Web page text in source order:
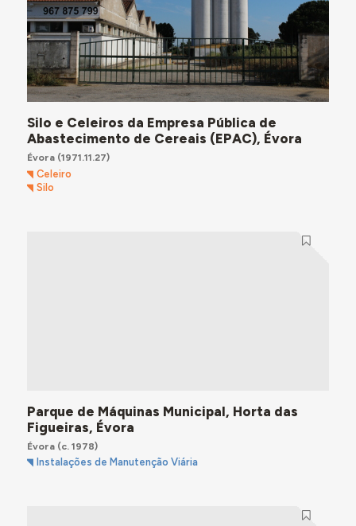
Silo e Celeiros da Empresa Pública de
Abastecimento de Cereais (EPAC), Évora
Évora(1971.11.27)
Celeiro
Silo
Parque de Máquinas Municipal, Horta das
Figueiras, Évora
Évora(c. 1978)
Instalações de Manutenção Viária